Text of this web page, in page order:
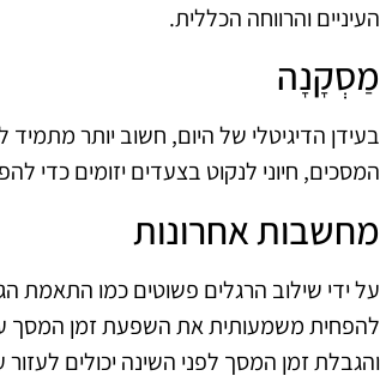
העיניים והרווחה הכללית.
מַסְקָנָה
בעידן הדיגיטלי של היום, חשוב יותר
המסכים, חיוני לנקוט בצעדים יזומים כדי
מחשבות אחרונות
להפחית משמעותית את השפעת זמן המסך
והגבלת זמן המסך לפני השינה יכולים